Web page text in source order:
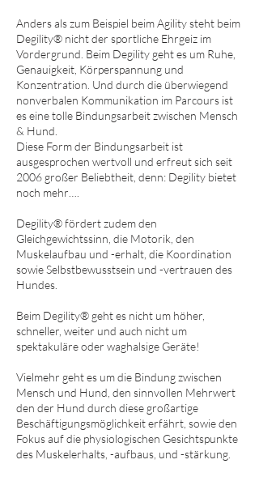
Anders als zum Beispiel beim Agility steht beim
Degility® nicht der sportliche Ehrgeiz im
Vordergrund. Beim Degility geht es um Ruhe,
Genauigkeit, Körperspannung und
Konzentration. Und durch die überwiegend
nonverbalen Kommunikation im Parcours ist
es eine tolle Bindungsarbeit zwischen Mensch
& Hund.
Diese Form der Bindungsarbeit ist
ausgesprochen wertvoll und erfreut sich seit
2006 großer Beliebtheit, denn: Degility bietet
noch mehr….
Degility® fördert zudem den
Gleichgewichtssinn, die Motorik, den
Muskelaufbau und -erhalt, die Koordination
sowie Selbstbewusstsein und -vertrauen des
Hundes.
Beim Degility® geht es nicht um höher,
schneller, weiter und auch nicht um
spektakuläre oder waghalsige Geräte!
Vielmehr geht es um die Bindung zwischen
Mensch und Hund, den sinnvollen Mehrwert
den der Hund durch diese großartige
Beschäftigungsmöglichkeit erfährt, sowie den
Fokus auf die physiologischen Gesichtspunkte
des Muskelerhalts, -aufbaus, und -stärkung.